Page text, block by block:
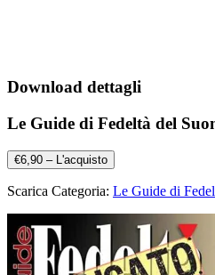
Download dettagli
Le Guide di Fedeltà del
€6,90 – L'acquisto
Scarica Categoria: Le Guide di